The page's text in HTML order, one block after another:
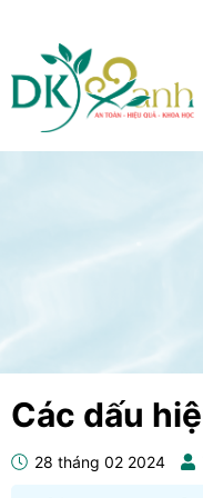
Các dấu
28 tháng 02 2024